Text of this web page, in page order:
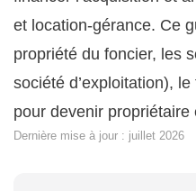
et location-gérance. Ce
propriété du foncier, les
société d’exploitation),
pour devenir propriétaire
Dernière mise à jour : juillet 2026